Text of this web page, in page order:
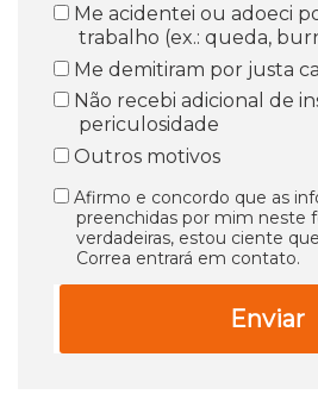
Me acidentei ou adoeci
trabalho (ex.: queda,
Me demitiram por justa
Não recebi adicional de
periculosidade
Outros motivos
Afirmo e concordo que as
preenchidas por mim neste
verdadeiras, estou ciente
Correa entrará em contato.
Enviar